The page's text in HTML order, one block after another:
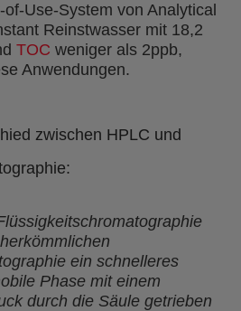
of-Use-System von Analytical
Reinstwasser mit 18,2
TOC weniger als 2ppb,
Anwendungen.
zwischen HPLC und
ein schnelleres
Phase mit einem
durch die Säule getrieben